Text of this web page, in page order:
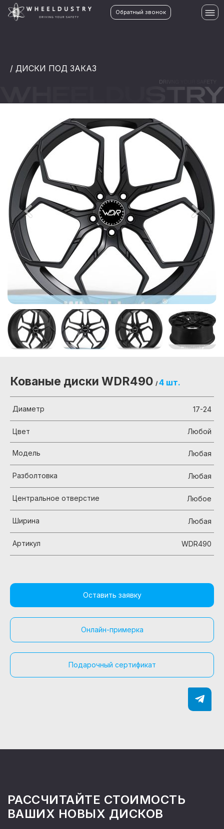
Обратный звонок
/ ДИСКИ ПОД ЗАКАЗ
Кованые диски WDR490 / 4 шт.
Диаметр 17-24
Цвет Любой
Модель Любая
Разболтовка Любая
Центральное отверстие Любое
Ширина Любая
Артикул WDR490
Оставить заявку
Онлайн-примерка
Подарочный сертификат
РАССЧИТАЙТЕ СТОИМОСТЬ
ВАШИХ НОВЫХ ДИСКОВ